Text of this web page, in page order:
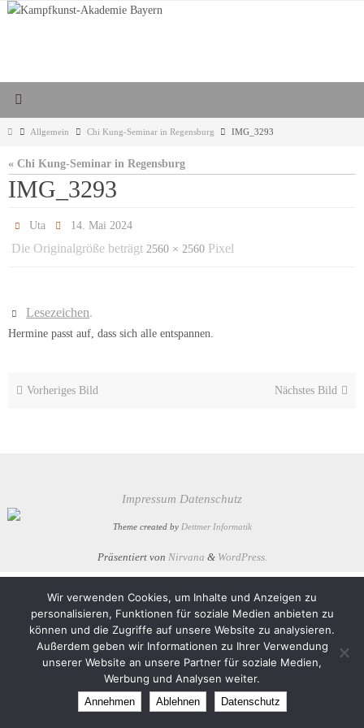
Zum
StartAllgemein Chi Kung-Seminar in Regensburg IMG_3293
« Chi Kung-Seminar in Regensburg
IMG_3293
Uta 14. Mai 2024
Die Originalgröße beträgt 2560 × 2560 Pixel
Lesezeichen.
Hermine passt auf, dass sich alle entspannen.
Vorheriges Bild Nächstes Bild
Impressum Datenschutz
Theme created by Dettmer Informatik
Präsentiert von Nirvana & WordPress.
Wir verwenden Cookies, um Inhalte und Anzeigen zu
personalisieren, Funktionen für soziale Medien anbieten zu
können und die Zugriffe auf unsere Website zu analysieren.
Außerdem geben wir Informationen zu Ihrer Verwendung
unserer Website an unsere Partner für soziale Medien,
Werbung und Analysen weiter.
Annehmen Ablehnen Datenschutz